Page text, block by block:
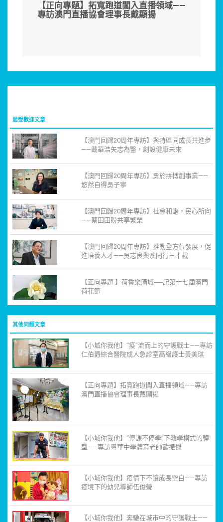
【正向專題】拓寬跑道闖入直播領域——
專訪澳門直播協會理事長戴顯揚
最受歡迎文章
【澳門回歸20周年專訪】與特區同成長共進步
——戴華浩矢志為醫，創設健康未來
【澳門回歸20周年專訪】勇於拼搏創事業——
悠然自得吳子寧
【澳門回歸20周年專訪】社會和諧，民心所向
——蔡田田盼共享繁榮
【澳門回歸20周年專訪】推動全方位發展，促
進培養人才——吳志良與澳同行三十載
【正向專題 】荷香樂滿城──記第十七屆澳門
荷花節
其他同類文章
【小城你我他】“疫”流而上的守護戰士——專訪
仁伯爵綜合醫院成人急診室高級護士黃美琪
【正向專題】拓寬跑道闖入直播領域——專訪
澳門直播協會理事長戴顯揚
【小城你我他】“停課不停學”下教學模式的轉
型——專訪粵華中學體育老師歐振傑
【小城你我他】疫情下不讓成長空白——專訪
疫境下的幼兒導師伍俊瑩
【小城你我他】奔馳在城市中的守護戰士——